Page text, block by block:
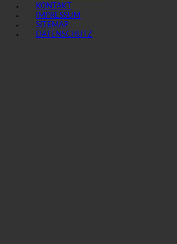
KONTAKT
IMPRESSUM
SITEMAP
DATENSCHUTZ